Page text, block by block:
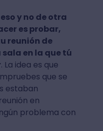
y no de otra
es probar,
reunión de
en la que tú
. La idea es que
que se
estaban
en
problema con